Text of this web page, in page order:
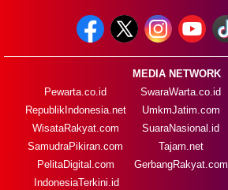
MEDIA NETWORK
Pewarta.co.id
RepublikIndonesia.net
WisataRakyat.com
SamudraPikiran.com
PelitaDigital.com
SwaraWarta.co.id
UmkmJatim.com
SuaraNasional.id
Tajam.net
GerbangRakyat.com
IndonesiaTerkini.id